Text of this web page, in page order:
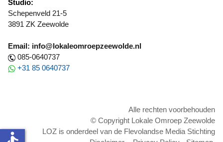
Studio:
Schepenveld 21-5
3891 ZK Zeewolde
Email: info@lokaleomroepzeewolde.nl
085-0640737
+31 85 0640737
Alle rechten voorbehouden
© Copyright Lokale Omroep Zeewolde
LOZ is onderdeel van de Flevolandse Media Stichting